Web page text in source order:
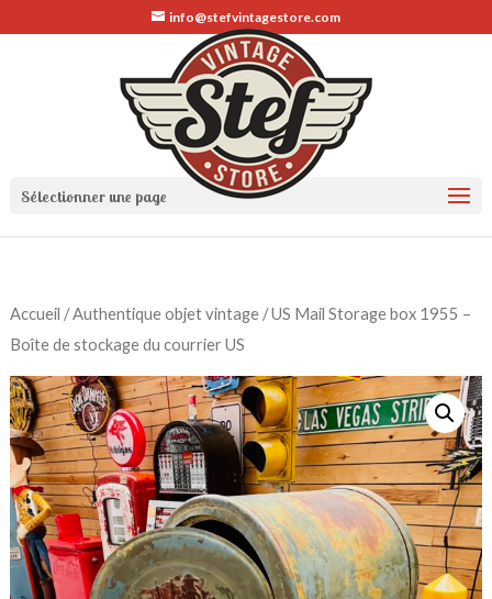
info@stefvintagestore.com
Sélectionner une page
Accueil /Authentique objet vintage/ US Mail Storage box 1955 –
Boîte de stockage du courrier US